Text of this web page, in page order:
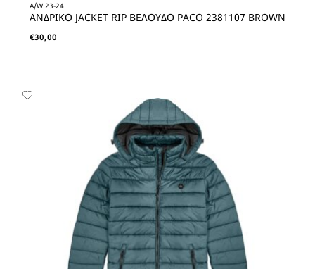
A/W 23-24
ΑΝΔΡΙΚΟ JACKET RIP ΒΕΛΟΥΔΟ PACO 2381107 BROWN
€30,00